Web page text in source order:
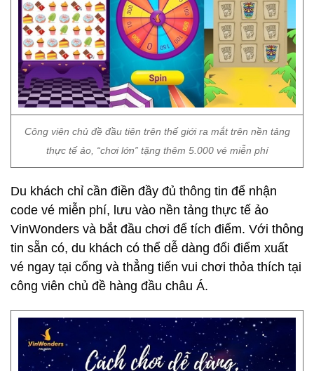
Công viên chủ đề đầu tiên trên thế giới ra mắt trên nền tảng
thực tế ảo, “chơi lớn” tặng thêm 5.000 vé miễn phí
Du khách chỉ cần điền đầy đủ thông tin để nhận
code vé miễn phí, lưu vào nền tảng thực tế ảo
VinWonders và bắt đầu chơi để tích điểm. Với thông
tin sẵn có, du khách có thể dễ dàng đổi điểm xuất
vé ngay tại cổng và thẳng tiến vui chơi thỏa thích tại
công viên chủ đề hàng đầu châu Á.